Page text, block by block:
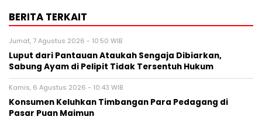
BERITA TERKAIT
Jumat, 7 Agustus 2026 - 10:50 WIB
Luput dari Pantauan Ataukah Sengaja Dibiarkan,
Sabung Ayam di Pelipit Tidak Tersentuh Hukum
Kamis, 6 Agustus 2026 - 10:43 WIB
Konsumen Keluhkan Timbangan Para Pedagang di
Pasar Puan Maimun